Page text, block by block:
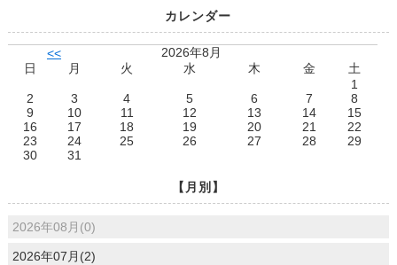
カレンダー
<<
2026年8月
日
月 火 水 木 金
土
1
2
3 4 5 6 7
8
9
10 11 12 13 14
15
16
17 18 19 20 21
22
23
24 25 26 27 28
29
30
31
【月別】
2026年08月(0)
2026年07月(2)